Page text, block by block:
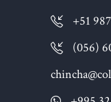
+51
(056)